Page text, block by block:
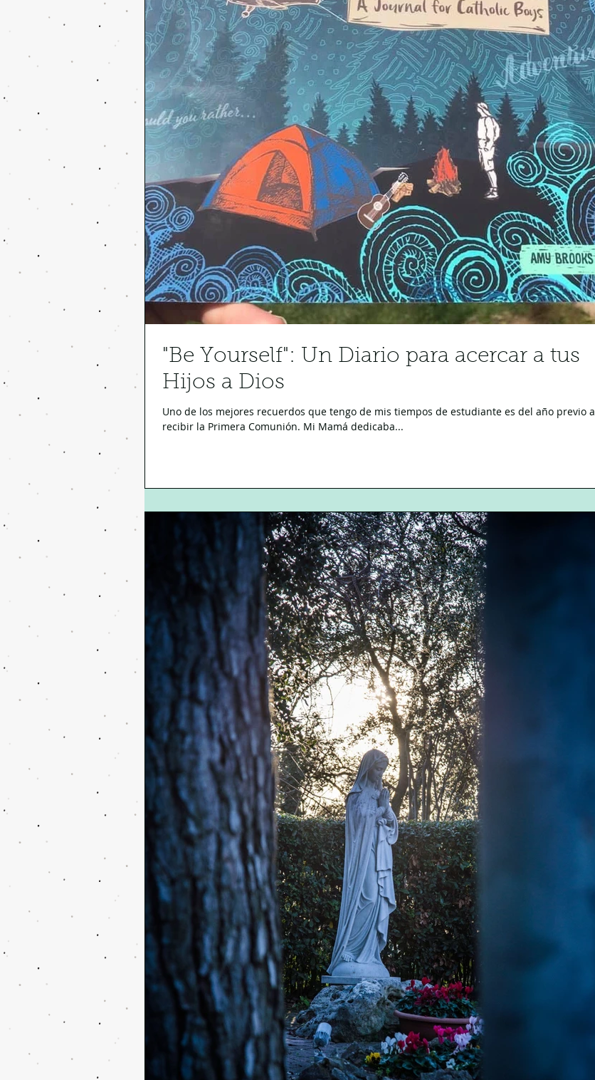
"Be Yourself": Un Diario para acercar a tus
Hijos a Dios
Uno de los mejores recuerdos que tengo de mis tiempos de estudiante es del año previo a
recibir la Primera Comunión. Mi Mamá dedicaba...